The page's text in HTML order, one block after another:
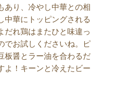
あり、冷やし中華との相
中華にトッピングされる
だれ鶏はまたひと味違っ
でお試しくださいね。ピ
板醤とラー油を合わるだ
よ！キーンと冷えたビー